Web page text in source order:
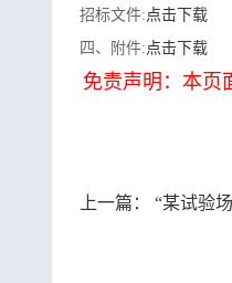
招标文件:点击下载
四、附件:点击下载
免责声明：本页
上一篇： “某试验场”项